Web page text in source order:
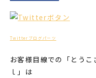
Twitterブログパーツ
お客様目線での「とうこ
ｌ」は